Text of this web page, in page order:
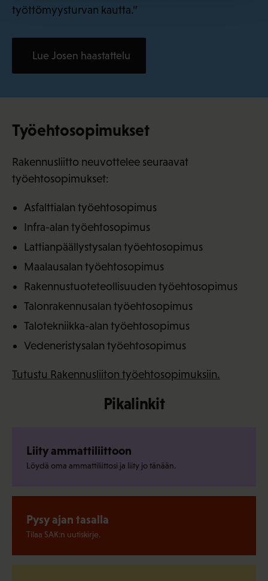
työttömyysturvan kautta.”
Lue Josen haastattelu
Työehtosopimukset
Rakennusliitto neuvottelee seuraavat
työehtosopimukset:
Asfalttialan työehtosopimus
Infra-alan työehtosopimus
Lattianpäällystysalan työehtosopimus
Maalausalan työehtosopimus
Rakennustuoteteollisuuden työehtosopimus
Talonrakennusalan työehtosopimus
Talotekniikka-alan työehtosopimus
Vedeneristysalan työehtosopimus
Tutustu Rakennusliiton työehtosopimuksiin.
Pikalinkit
Liity ammattiliittoon
Löydä oma ammattiliittosi ja liity jo tänään.
Pysy ajan tasalla
Tilaa SAK:n uutiskirje.